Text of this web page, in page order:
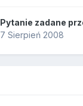
Pytanie zadane
7 Sierpień 2008